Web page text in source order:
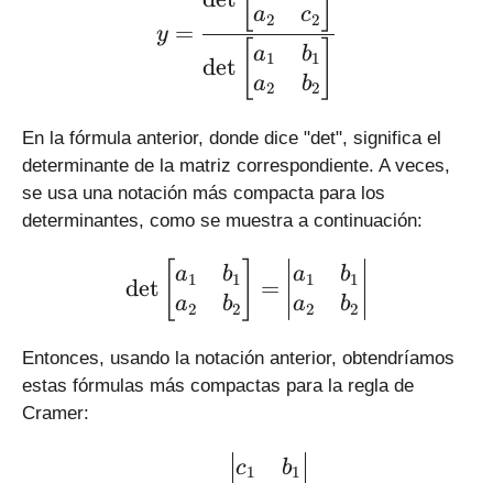
y =
det [a1
a2
b1
b2
a2 c2
En la fórmula anterior, donde dice "det", significa el
determinante de la matriz correspondiente. A veces,
se usa una notación más compacta para los
determinantes, como se muestra a continuación:
\large \displaystyle
det a1
a2
b1
b2
= a1
a2
b1
b2
Entonces, usando la notación anterior, obtendríamos
estas fórmulas más compactas para la regla de
Cramer:
\large \displaystyle x =
c1 b1